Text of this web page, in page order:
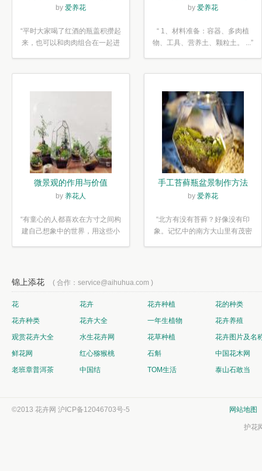
木塞diy多肉植物盆栽
by 爱养花
“平时大家喝了红酒的瓶盖积攒起
来，也可以和肉肉组合在一起进
简单6步
by 爱养花
“ 1、材料准备：容器、多肉植
物、工具、营养土、颗粒土。 ...”
微景观的作用与价值
by 养花人
“有童心的人都喜欢在方寸之间构
建自己想象中的世界，用这些小
手工苔藓瓶盆景制作方法
by 爱养花
“北方有没有苔藓？好像没有印
象。记忆中的南方大山里有茂密
锦上添花 ( 合作：service@aihuhua.com )
花 花卉 花卉种植
花的种类
花卉种类
花卉大全 一年生植物
花卉养殖
观赏花卉大全
水生花卉网 花草种植
花卉图片及名
鲜花网
红心猕猴桃 石斛
中国花木网
老班章普洱茶
中国结 TOM生活 泰山石敢当
©2013 花卉网 沪ICP备12046703号-5 网站地图
护花